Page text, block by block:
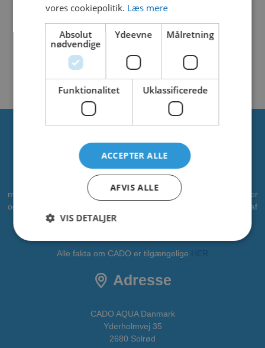
No related download found!
Kjell Parmborn Updated 19. oktober 2021
Om os
CADO er en professionel leverandør af vandleg, legepladser og
meget mere. Vi har leveret vandleg til kommuner, zoologiske haver
og campingpladser. Vi ønsker at bidrage som partner i alle faser af
projektet - fra idé til realisering. CADOAQUA er vores
Alle fakta om CADO er tilgængelige
Adresse
CADO AQUA Danmark
Yderholmvej 35
2680 Solrød
vores cookiepolitik. Læs mere
Absolut
nødvendige
Ydeevne Målretning
Funktionalitet Uklassificerede
ACCEPTER ALLE
AFVIS ALLE
VIS DETALJER